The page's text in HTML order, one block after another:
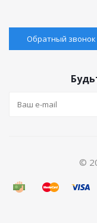
Обратный звонок
©